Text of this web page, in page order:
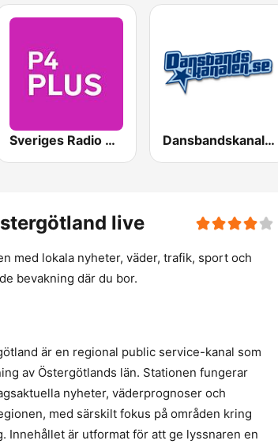
Sveriges Radio P4 Plus Dansbandskanalen
live
med lokala nyheter, väder, trafik, sport och
bevakning där du bor.
är en regional public service-kanal som
av Östergötlands län. Stationen fungerar
nyheter, väderprognoser och
med särskilt fokus på områden kring
Innehållet är utformat för att ge lyssnaren en